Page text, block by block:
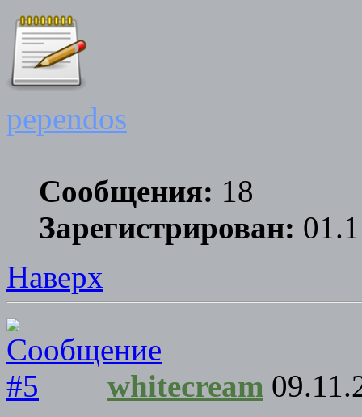
pependos
Сообщения: 18
Зарегистрирован:
Наверх
whitecream